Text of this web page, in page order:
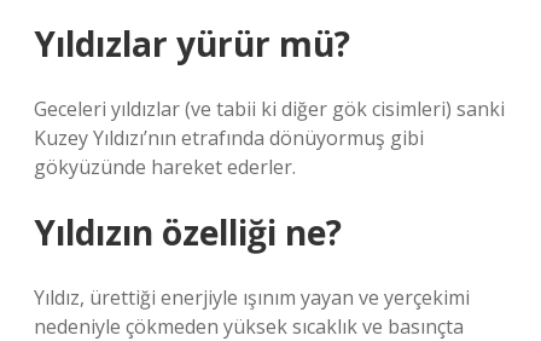
Yıldızlar yürür mü?
Geceleri yıldızlar (ve tabii ki diğer gök cisimleri) sanki
Kuzey Yıldızı’nın etrafında dönüyormuş gibi
gökyüzünde hareket ederler.
Yıldızın özelliği ne?
Yıldız, ürettiği enerjiyle ışınım yayan ve yerçekimi
nedeniyle çökmeden yüksek sıcaklık ve basınçta